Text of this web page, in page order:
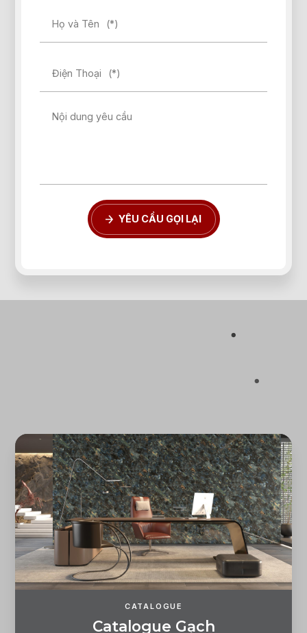
Họ và Tên (*)
Điện Thoại (*)
Nội dung yêu cầu
YÊU CẦU GỌI LẠI
CATALOGUE
Catalogue Gạch
Quên mật khẩu?
ĐĂNG KÝ ĐĂNG NHẬP